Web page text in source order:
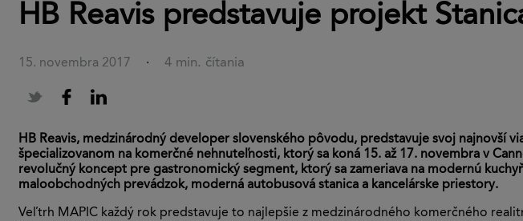
HB Reavis predstavuje projekt
15. novembra 2017 · 4 min. čítania
HB Reavis, medzinárodný developer slovenského pôvodu, predstavuje svoj
špecializovanom na komerčné nehnuteľnosti, ktorý sa koná 15. až 17. novembra v
revolučný koncept pre gastronomický segment, ktorý sa zameriava na modernú
maloobchodných prevádzok, moderná autobusová stanica a kancelárske priestory.
Veľtrh MAPIC každý rok predstavuje to najlepšie z medzinárodného komerčného